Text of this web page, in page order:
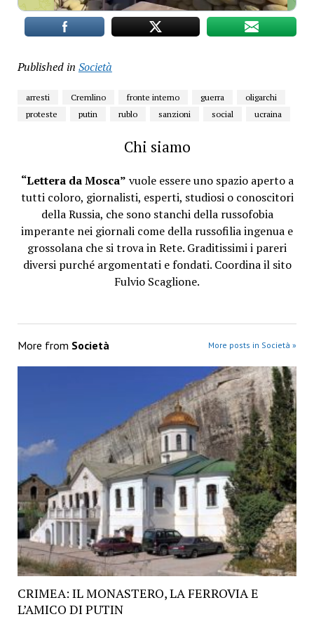
Published in Società
arresti Cremlino fronte interno guerra
oligarchi
proteste
putin rublo sanzioni social ucraina
Chi siamo
“Lettera da Mosca” vuole essere uno spazio aperto a
tutti coloro, giornalisti, esperti, studiosi o conoscitori
della Russia, che sono stanchi della russofobia
imperante nei giornali come della russofilia ingenua e
grossolana che si trova in Rete. Graditissimi i pareri
diversi purché argomentati e fondati. Coordina il sito
Fulvio Scaglione.
More from Società More posts in Società »
CRIMEA: IL MONASTERO, LA FERROVIA E
L’AMICO DI PUTIN